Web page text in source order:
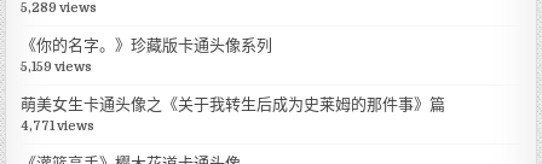
5,289 views
《你的名字。》珍藏版卡通头像系列
5,159 views
萌美女生卡通头像之《关于我转生后成为史莱姆的那件事》篇
4,771 views